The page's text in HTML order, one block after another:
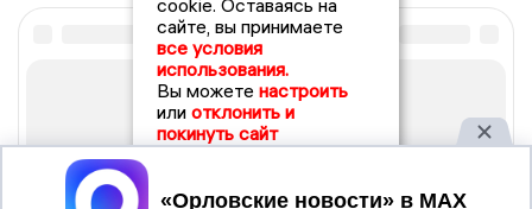
cookie. Оставаясь на
сайте, вы принимаете
все условия
использования.
Вы можете настроить
или отклонить и
покинуть сайт
Принять